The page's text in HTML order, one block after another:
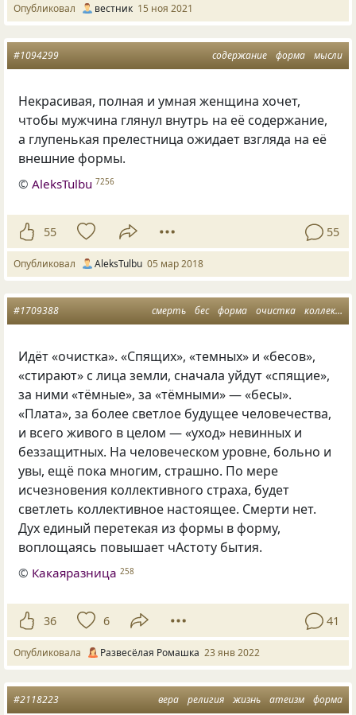
Опубликовал вестник 15 ноя 2021
содержание форма мысли
#1094299
Некрасивая, полная и умная женщина хочет,
чтобы мужчина глянул внутрь на её содержание,
а глупенькая прелестница ожидает взгляда на её
внешние формы.
©AleksTulbu 7256
55 55
Опубликовал AleksTulbu 05 мар 2018
смерть бес форма очистка коллективный сон
#1709388
Идёт «очистка». «Спящих», «темных» и «бесов»,
«стирают» с лица земли, сначала уйдут «спящие»,
за ними «тёмные», за «тёмными» — «бесы».
«Плата», за более светлое будущее человечества,
и всего живого в целом — «уход» невинных и
беззащитных. На человеческом уровне, больно и
увы, ещё пока многим, страшно. По мере
исчезновения коллективного страха, будет
светлеть коллективное настоящее. Смерти нет.
Дух единый перетекая из формы в форму,
воплощаясь повышает чАстоту бытия.
© Какаяразница 258
36 6 41
Опубликовала Развесёлая Ромашка 23 янв 2022
вера религия жизнь атеизм форма
#2118223